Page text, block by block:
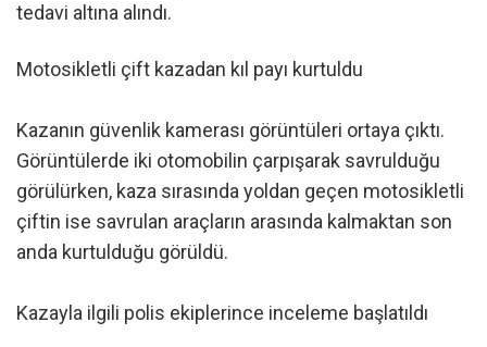
tedavi altına alındı.
Motosikletli çift kazadan kıl payı kurtuldu
Kazanın güvenlik kamerası görüntüleri ortaya çıktı.
Görüntülerde iki otomobilin çarpışarak savrulduğu
görülürken, kaza sırasında yoldan geçen motosikletli
çiftin ise savrulan araçların arasında kalmaktan son
anda kurtulduğu görüldü.
Kazayla ilgili polis ekiplerince inceleme başlatıldı